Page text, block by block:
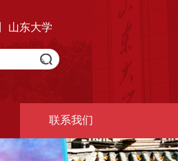
山东大学
联系我们